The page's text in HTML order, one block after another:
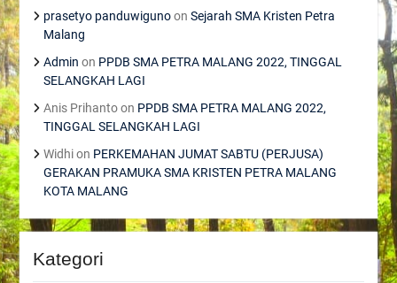
prasetyo panduwigunoon Sejarah SMA Kristen Petra
Malang
Admin on PPDB SMA PETRA MALANG 2022, TINGGAL
SELANGKAH LAGI
Anis Prihantoon PPDB SMA PETRA MALANG 2022,
TINGGAL SELANGKAH LAGI
Widhion PERKEMAHAN JUMAT SABTU (PERJUSA)
GERAKAN PRAMUKA SMA KRISTEN PETRA MALANG
KOTA MALANG
Kategori